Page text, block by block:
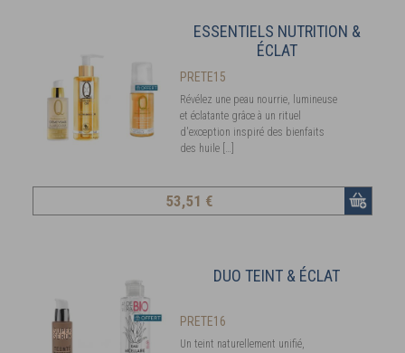
ESSENTIELS NUTRITION &
ÉCLAT
PRETE15
Révélez une peau nourrie, lumineuse
et éclatante grâce à un rituel
d'exception inspiré des bienfaits
des huile […]
53,51 €
DUO TEINT & ÉCLAT
PRETE16
Un teint naturellement unifié,